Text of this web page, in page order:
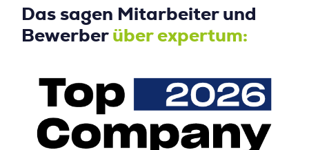
Das sagen Mitarbeiter und
Bewerber über expertum: